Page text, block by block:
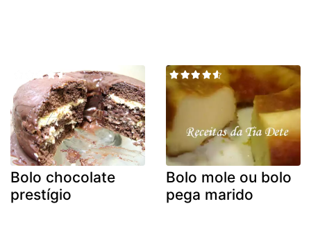
Bolo chocolate
prestígio
Bolo mole ou bolo
pega marido